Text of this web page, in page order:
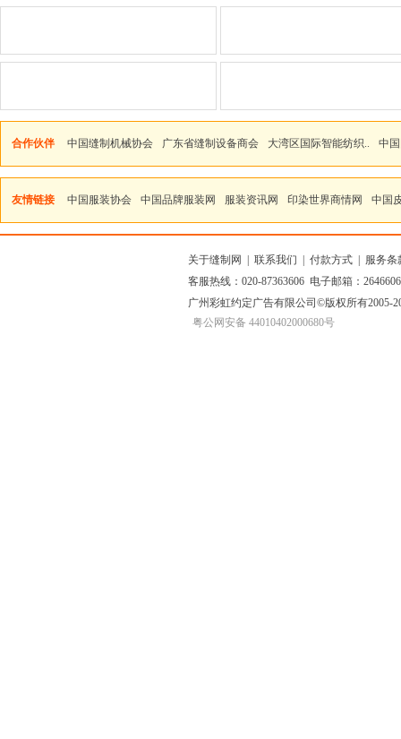
合作伙伴 中国缝制机械协会 广东省缝制设备商会 大湾区国际智能纺织.. 中
友情链接 中国服装协会 中国品牌服装网 服装资讯网 印染世界商情网 中国
关于缝制网 联系我们 付款方式
服务条
客服热线：020-87363606 电子邮箱：
广州彩虹约定广告有限公司 ©版权所有2005-
粤公网安备 44010402000680号